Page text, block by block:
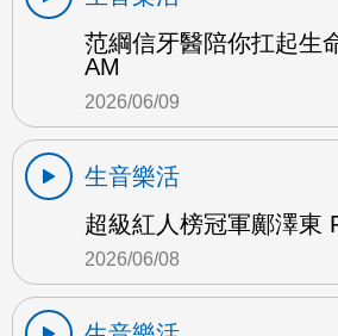
范綱信牙醫陪你扛起生
AM
2026/06/09
生音樂活
超級紅人榜冠軍鄺澤東
2026/06/08